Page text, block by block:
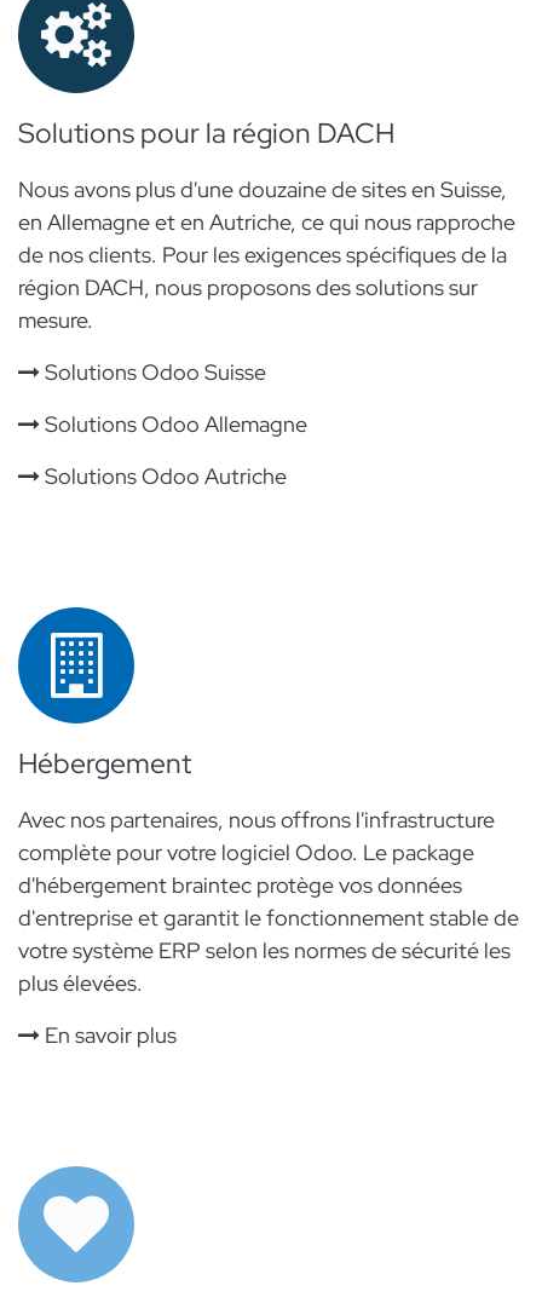
Solutions pour la région DACH
Nous avons plus d'une douzaine de sites en Suisse,
en Allemagne et en Autriche, ce qui nous rapproche
de nos clients. Pour les exigences spécifiques de la
région DACH, nous proposons des solutions sur
mesure.
Solutions Odoo Suisse
Solutions Odoo Allemagne
Solutions Odoo Autriche
Hébergement
Avec nos partenaires, nous offrons l'infrastructure
complète pour votre logiciel Odoo. Le package
d'hébergement braintec protège vos données
d'entreprise et garantit le fonctionnement stable de
votre système ERP selon les normes de sécurité les
plus élevées.
En savoir plus